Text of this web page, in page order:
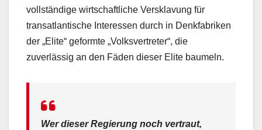
vollständige wirtschaftliche Versklavung für
transatlantische Interessen durch in Denkfabriken
der „Elite“ geformte „Volksvertreter“, die
zuverlässig an den Fäden dieser Elite baumeln.
Wer dieser Regierung noch vertraut,